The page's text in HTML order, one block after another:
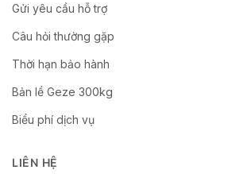
Gửi yêu cầu hỗ trợ
Câu hỏi thường gặp
Thời hạn bảo hành
Bản lề Geze 300kg
Biểu phí dịch vụ
LIÊN HỆ